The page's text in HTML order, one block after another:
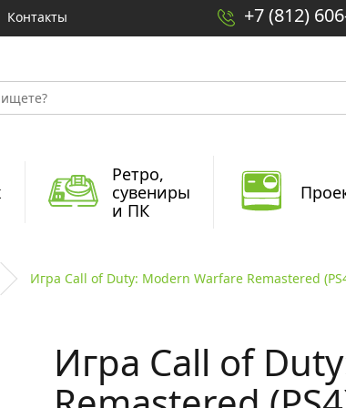
Контакты +7 (812)
Ретро,
сувениры
и ПК
Игра Call of Duty: Modern Warfare Remastered
Игра Call of